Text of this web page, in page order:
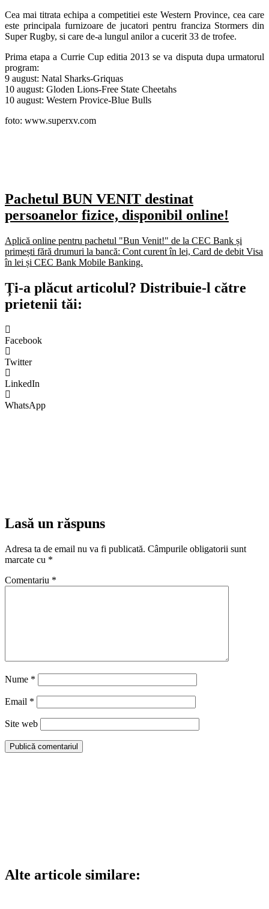
Cea mai titrata echipa a competitiei este Western Province, cea care
este principala furnizoare de jucatori pentru franciza Stormers din
Super Rugby, si care de-a lungul anilor a cucerit 33 de trofee.
Prima etapa a Currie Cup editia 2013 se va disputa dupa urmatorul
program:
9 august: Natal Sharks-Griquas
10 august: Gloden Lions-Free State Cheetahs
10 august: Western Provice-Blue Bulls
foto: www.superxv.com
Pachetul BUN VENIT destinat
persoanelor fizice, disponibil online!
Aplică online pentru pachetul "Bun Venit!" de la CEC Bank și
primești fără drumuri la bancă: Cont curent în lei, Card de debit Visa
în lei și CEC Bank Mobile Banking.​
Ți-a plăcut articolul? Distribuie-l către
prietenii tăi:
Facebook
Twitter
LinkedIn
WhatsApp
Lasă un răspuns
Adresa ta de email nu va fi publicată. Câmpurile obligatorii sunt
marcate cu *
Comentariu *
Nume *
Email *
Site web
Alte articole similare: